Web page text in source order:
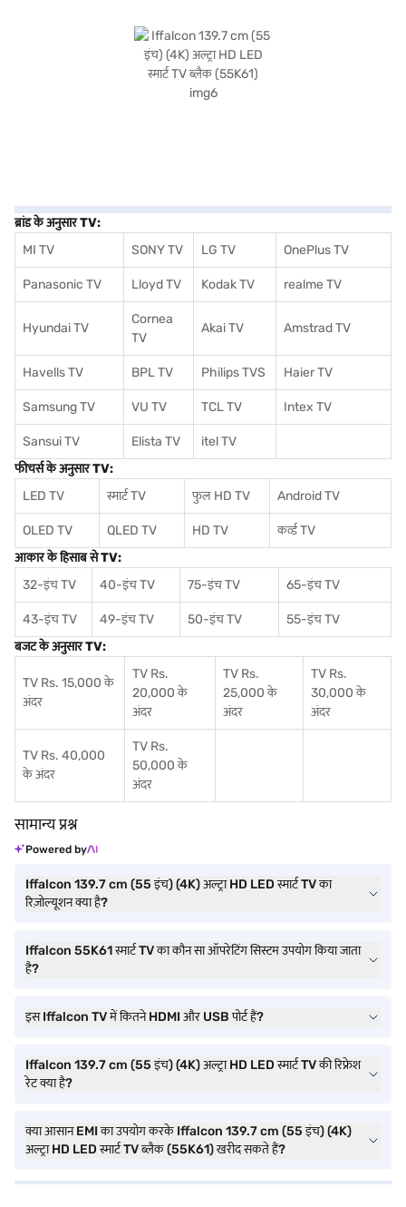
ब्रांड के अनुसार TV:
MI TV
SONY TV LG TV OnePlus TV
Panasonic TV Lloyd TV Kodak TV realme TV
Hyundai TV
Cornea
TV
Akai TV Amstrad TV
Havells TV BPL TV Philips TVS Haier TV
Samsung TV VU TV TCL TV Intex TV
Sansui TV Elista TV
itel TV
फीचर्स के अनुसार TV:
LED TV
स्मार्ट TV फुल HD TV Android TV
OLED TV QLED TV HD TV
कर्व्ड TV
आकार के हिसाब से TV:
32-इंच TV
40-इंच TV 75-इंच TV 65-इंच TV
43-इंच TV 49-इंच TV 50-इंच TV
55-इंच TV
बजट के अनुसार TV:
TV Rs. 15,000 के
अंदर
TV Rs.
20,000 के
अंदर
TV Rs.
25,000 के
अंदर
TV Rs.
30,000 के
अंदर
TV Rs. 40,000
के अंदर
TV Rs.
50,000 के
अंदर
सामान्य प्रश्न
Powered by
Iffalcon 139.7 cm (55 इंच) (4K) अल्ट्रा HD LED स्मार्ट TV का
रिज़ोल्यूशन क्या है?
Iffalcon 55K61 स्मार्ट TV का कौन सा ऑपरेटिंग सिस्टम उपयोग किया जाता
है?
इस Iffalcon TV में कितने HDMI और USB पोर्ट हैं?
Iffalcon 139.7 cm (55 इंच) (4K) अल्ट्रा HD LED स्मार्ट TV की रिफ्रेश
रेट क्या है?
क्या आसान EMI का उपयोग करके Iffalcon 139.7 cm (55 इंच) (4K)
अल्ट्रा HD LED स्मार्ट TV ब्लैक (55K61) खरीद सकते हैं?